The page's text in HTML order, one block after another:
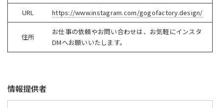
URL https://www.instagram.com/gogofactory.design/
住所
お仕事の依頼やお問い合わせは、お気軽にインスタ
DMへお願いいたします。
情報提供者